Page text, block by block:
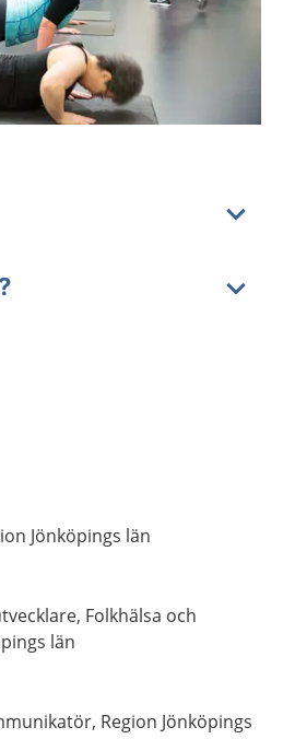
Jönköpings län
Folkhälsa och
län
Region Jönköpings